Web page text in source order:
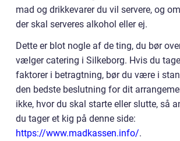
mad og drikkevarer du vil servere, og
der skal serveres alkohol eller ej.
Dette er blot nogle af de ting, du bør
vælger catering i Silkeborg. Hvis du
faktorer i betragtning, bør du være i
den bedste beslutning for dit
ikke, hvor du skal starte eller slutte, så
du tager et kig på denne side:
https://www.madkassen.info/.